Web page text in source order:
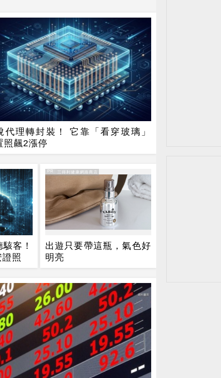
代理轉封裝！ 它靠「看穿玻璃」
照飆2漲停
客！
照
PR
出遊只要帶這瓶，氣色好
明亮
PR・三得利健康網路商店